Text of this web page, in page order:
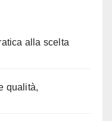
alla scelta
qualità,